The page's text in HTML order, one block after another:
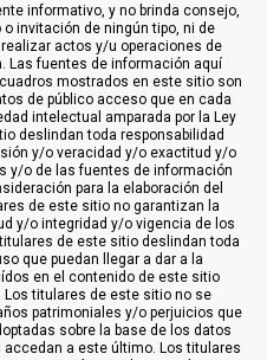
informativo, y no brinda consejo,
invitación de ningún tipo, ni de
actos y/u operaciones de
Las fuentes de información aquí
mostrados en este sitio son
de público acceso que en cada
intelectual amparada por la Ley
deslindan toda responsabilidad
y/o veracidad y/o exactitud y/o
y/o de las fuentes de información
para la elaboración del
de este sitio no garantizan la
y/o integridad y/o vigencia de los
de este sitio deslindan toda
que puedan llegar a dar a la
en el contenido de este sitio
titulares de este sitio no se
patrimoniales y/o perjuicios que
sobre la base de los datos
a este último. Los titulares